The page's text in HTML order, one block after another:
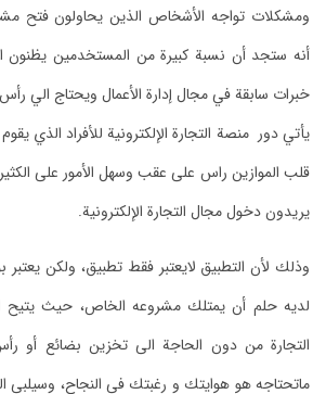
ومشكلات تواجه الأشخاص الذين يحاولون فتح
أنه ستجد أن نسبة كبيرة من المستخدمين يظنون
خبرات سابقة في مجال إدارة الأعمال ويحتاج الي
يأتي دور منصة التجارة الإلكترونية للأفراد الذي
قلب الموازين راس على عقب وسهل الأمور على
يريدون دخول مجال التجارة الإلكترونية.
وذلك لأن التطبيق لايعتبر فقط تطبيق، ولكن
لديه حلم أن يمتلك مشروعه الخاص، حيث يتيح
التجارة من دون الحاجة الى تخزين بضائع أو
ماتحتاجه هو هوايتك و رغبتك في النجاح، وسيلبي